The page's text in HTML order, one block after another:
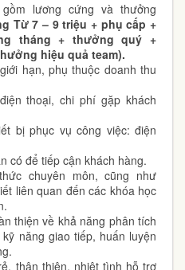
lương cứng và thưởng
Từ 7 – 9 triệu + phụ cấp +
tháng + thưởng quý +
hiệu quả team).
hạn, phụ thuộc doanh thu
thoại, chi phí gặp khách
bị phục vụ công việc: điện
có để tiếp cận khách hàng.
chuyên môn, cũng như
liên quan đến các khóa học
thiện về khả năng phân tích
năng giao tiếp, huấn luyện
thân thiện, nhiệt tình hỗ trợ